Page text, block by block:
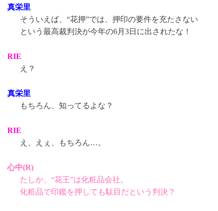
真栄里
そういえば、“花押”では、押印の要件を充たさない
という最高裁判決が今年の6月3日に出されたな！
RIE
え？
真栄里
もちろん、知ってるよな？
RIE
え、えぇ、もちろん…。
心中(R)
たしか、“花王”は化粧品会社。
化粧品で印鑑を押しても駄目だという判決？